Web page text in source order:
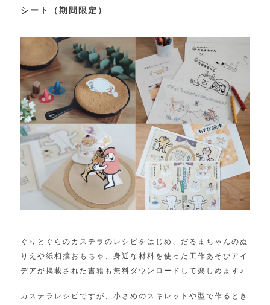
シート（期間限定）
ぐりとぐらのカステラのレシピをはじめ、だるまちゃんのぬ
りえや紙相撲おもちゃ、身近な材料を使った工作あそびアイ
デアが掲載された書籍も無料ダウンロードして楽しめます♪
カステラレシピですが、小さめのスキレットや型で作るとき